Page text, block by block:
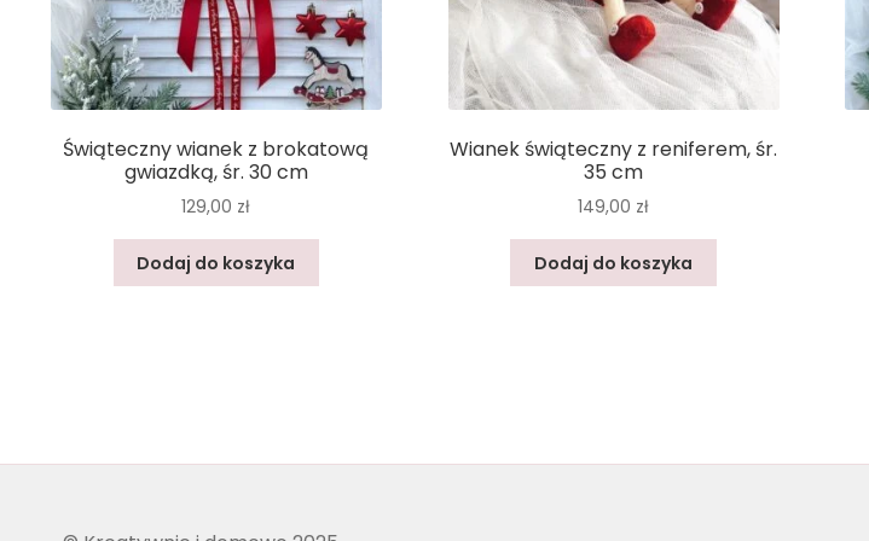
Świąteczny wianek z brokatową
gwiazdką, śr. 30 cm
129,00 zł
Dodaj do koszyka
Wianek świąteczny z reniferem, śr.
35 cm
149,00 zł
Dodaj do koszyka